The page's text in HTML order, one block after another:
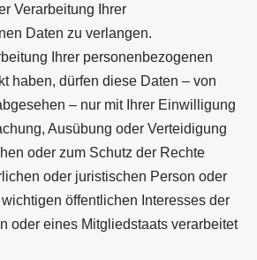
Verarbeitung Ihrer
Daten zu verlangen.
Ihrer personenbezogenen
haben, dürfen diese Daten – von
– nur mit Ihrer Einwilligung
Ausübung oder Verteidigung
oder zum Schutz der Rechte
oder juristischen Person oder
öffentlichen Interesses der
oder eines Mitgliedstaats verarbeitet